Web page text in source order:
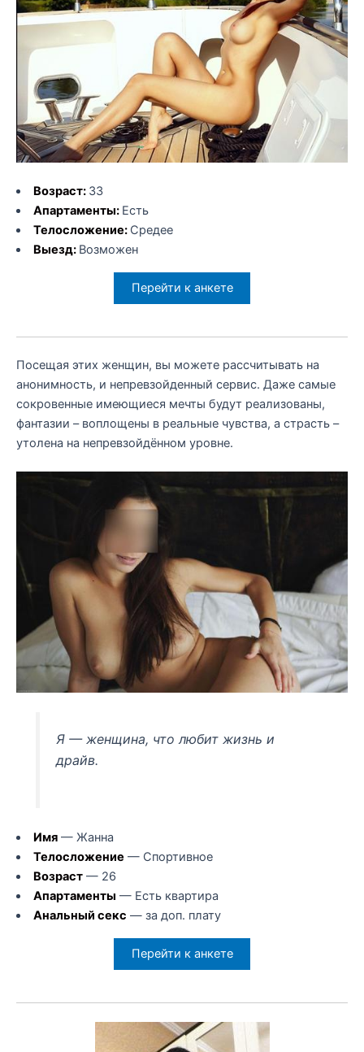
Возраст: 33
Апартаменты: Есть
Телосложение: Средее
Выезд: Возможен
Перейти к анкете
Посещая этих женщин, вы можете рассчитывать на
анонимность, и непревзойденный сервис. Даже самые
сокровенные имеющиеся мечты будут реализованы,
фантазии – воплощены в реальные чувства, а страсть –
утолена на непревзойдённом уровне.
Я — женщина, что любит жизнь и
драйв.
Имя— Жанна
Телосложение — Спортивное
Возраст— 26
Апартаменты — Есть квартира
Анальный секс — за доп. плату
Перейти к анкете